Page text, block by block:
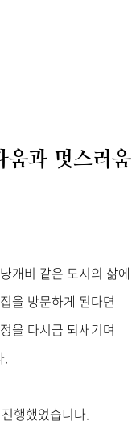
움과 멋스러움
개비 같은 도시의 삶에
을 방문하게 된다면
을 다시금 되새기며
.
행했었습니다.